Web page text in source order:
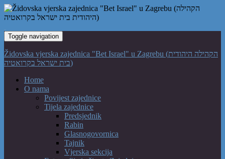
Toggle navigation
Židovska vjerska zajednica "Bet Israel" u Zagrebu (הקהילה היהודית
בית ישראל בקרואטיה)
Home
O nama
Povijest zajednice
Tijela zajednice
Predsjednik
Rabin
Glasnogovornica
Tajnik
Vjerska sekcija